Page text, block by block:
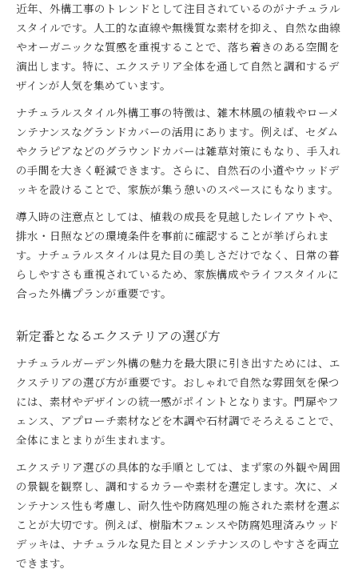
近年、外構工事のトレンドとして注目されているのがナチュラル
スタイルです。人工的な直線や無機質な素材を抑え、自然な曲線
やオーガニックな質感を重視することで、落ち着きのある空間を
演出します。特に、エクステリア全体を通して自然と調和するデ
ザインが人気を集めています。
ナチュラルスタイル外構工事の特徴は、雑木林風の植栽やローメ
ンテナンスなグランドカバーの活用にあります。例えば、セダム
やクラピアなどのグラウンドカバーは雑草対策にもなり、手入れ
の手間を大きく軽減できます。さらに、自然石の小道やウッドデ
ッキを設けることで、家族が集う憩いのスペースにもなります。
導入時の注意点としては、植栽の成長を見越したレイアウトや、
排水・日照などの環境条件を事前に確認することが挙げられま
す。ナチュラルスタイルは見た目の美しさだけでなく、日常の暮
らしやすさも重視されているため、家族構成やライフスタイルに
合った外構プランが重要です。
新定番となるエクステリアの選び方
ナチュラルガーデン外構の魅力を最大限に引き出すためには、エ
クステリアの選び方が重要です。おしゃれで自然な雰囲気を保つ
には、素材やデザインの統一感がポイントとなります。門扉やフ
ェンス、アプローチ素材などを木調や石材調でそろえることで、
全体にまとまりが生まれます。
エクステリア選びの具体的な手順としては、まず家の外観や周囲
の景観を観察し、調和するカラーや素材を選定します。次に、メ
ンテナンス性も考慮し、耐久性や防腐処理の施された素材を選ぶ
ことが大切です。例えば、樹脂木フェンスや防腐処理済みウッド
デッキは、ナチュラルな見た目とメンテナンスのしやすさを両立
できます。